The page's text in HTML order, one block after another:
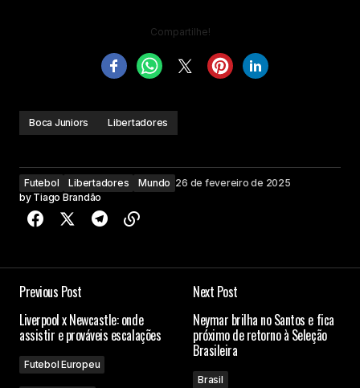
Compartilhe!
Boca Juniors Libertadores
Futebol Libertadores Mundo 26 de fevereiro de 2025
by Tiago Brandão
Previous Post
Liverpool x Newcastle: onde
assistir e prováveis escalações
Futebol Europeu
Next Post
Neymar brilha no Santos e fica
próximo de retorno à Seleção
Brasileira
Brasil